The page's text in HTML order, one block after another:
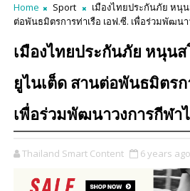
Home Sport
เมืองไทยประกันภัย หนุ
ต่อพันธมิตรการท่าเรือ เอฟ.ซี. เพื่อร่วมพัฒน
เมืองไทยประกันภัย หนุน
ยูไนเต็ด สานต่อพันธมิตรก
เพื่อร่วมพัฒนาวงการกีฬา
Thailand Smart Content 6 years ago